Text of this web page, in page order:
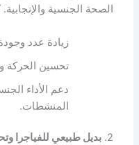
الصحة الجنسية
زيادة عدد
تحسين الحركة
دعم الأداء
المنشطات.
2. بديل طبيعي للفياجرا